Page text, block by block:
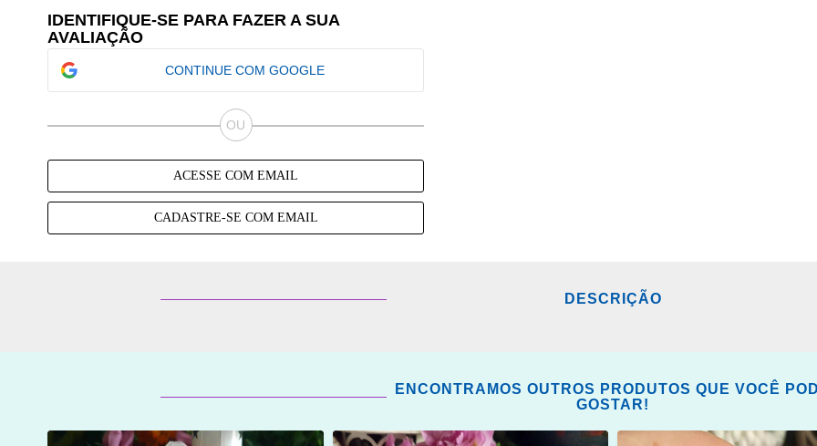
IDENTIFIQUE-SE PARA FAZER A SUA
AVALIAÇÃO
CONTINUE COM GOOGLE
ACESSE COM EMAIL
CADASTRE-SE COM EMAIL
DESCRIÇÃO
ENCONTRAMOS OUTROS PRODUTOS QUE VOCÊ
GOSTAR!